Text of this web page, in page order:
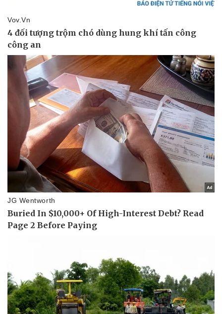
Pháp luật
Vụ án
Tin nóng
Tư vấn luật
Vũ khí
Việt Nam
Phân tích